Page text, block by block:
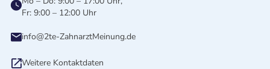
Fr: 9:00 – 12:00 Uhr
info@2te-ZahnarztMeinung.de
Weitere Kontaktdaten